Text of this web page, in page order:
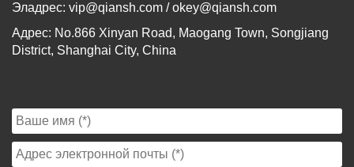
Эладрес: vip@qiansh.com /okey@qiansh.com
Адрес: No.866 Xinyan Road, Maogang Town, Songjiang
District, Shanghai City, China